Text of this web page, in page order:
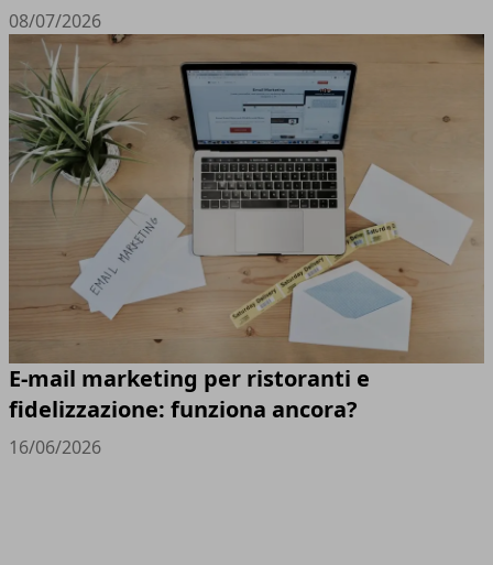
08/07/2026
E-mail marketing per ristoranti e
fidelizzazione: funziona ancora?
16/06/2026